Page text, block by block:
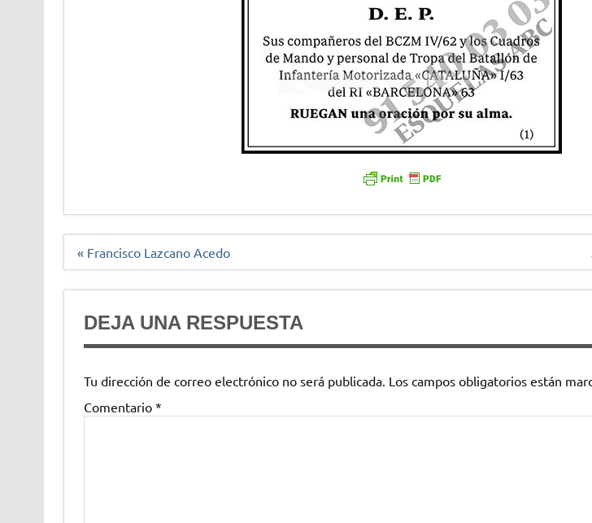
Navegación
« Francisco Lazcano Acedo
DEJA UNA RESPUESTA
Tu dirección de correo electrónico no será publicada. Los campos obligatorios están
Comentario *